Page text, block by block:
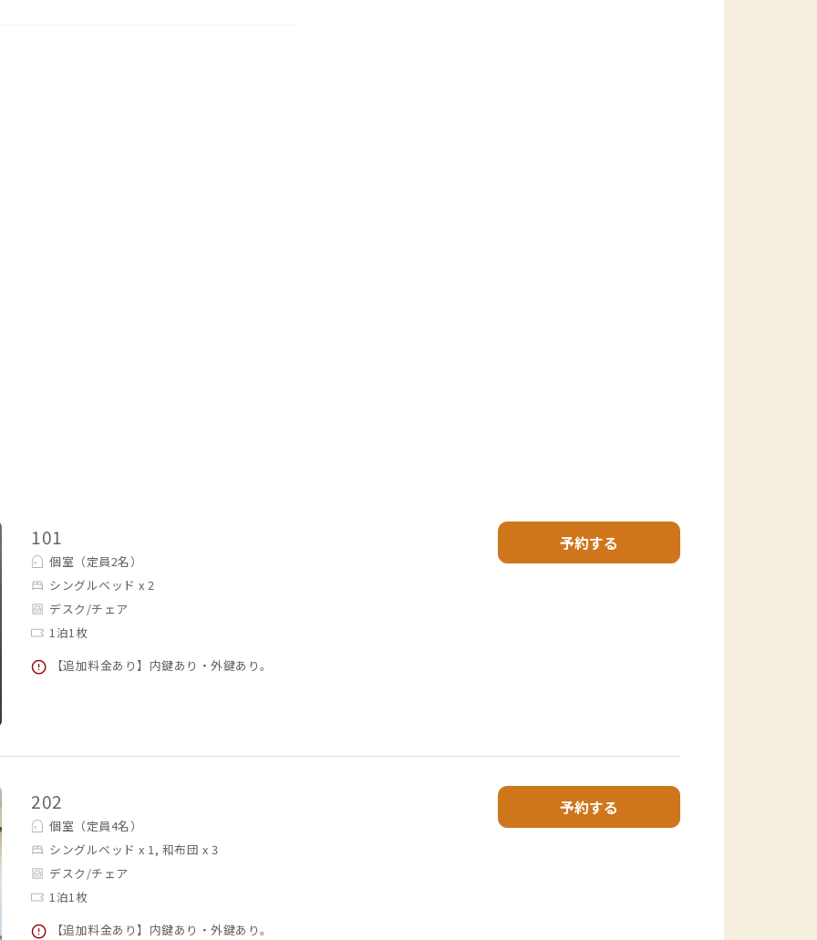
101
個室（定員2名）
シングルベッド x 2
デスク/チェア
1泊1枚
【追加料金あり】内鍵あり・外鍵あり。
予約する
202
個室（定員4名）
シングルベッド x 1, 和布団 x 3
デスク/チェア
1泊1枚
【追加料金あり】内鍵あり・外鍵あり。
予約する